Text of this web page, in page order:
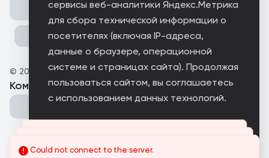
сервисы веб-аналитики Яндекс.Метрика
для сбора технической информации о
посетителях (включая IP-адреса,
данные о браузере, операционной
системе и страницах сайта). Продолжая
пользоваться сайтом, вы соглашаетесь
с использованием данных технологий.
Поделиться
© 2025 Палан
Комментарии(0 )
Could not connect to the server.